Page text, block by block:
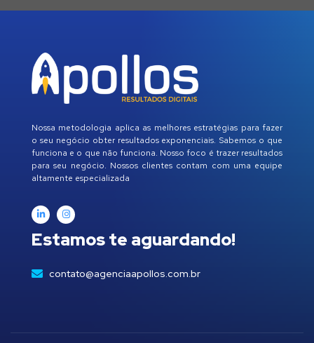
Nossa metodologia aplica as melhores estratégias para fazer
o seu negócio obter resultados exponenciais. Sabemos o que
funciona e o que não funciona. Nosso foco é trazer resultados
para seu negócio. Nossos clientes contam com uma equipe
altamente especializada
Estamos te aguardando!
contato@agenciaapollos.com.br